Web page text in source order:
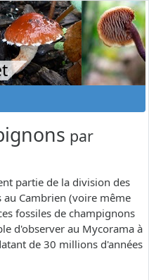
par
partie de la division des
Cambrien (voire même
fossiles de champignons
d'observer au Mycorama à
de 30 millions d'années